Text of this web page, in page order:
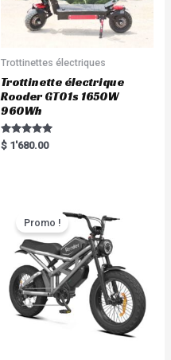
Trottinettes électriques
Trottinette électrique
Rooder GT01s 1650W
960Wh
Rated
5.00
$ 1'680.00
Promo !